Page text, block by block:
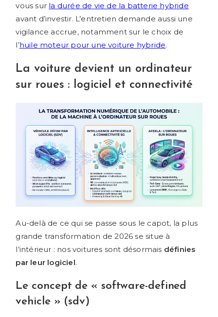
vous sur la durée de vie de la batterie hybride
avant d’investir. L’entretien demande aussi une
vigilance accrue, notamment sur le choix de
l’huile moteur pour une voiture hybride.
La voiture devient un ordinateur
sur roues : logiciel et connectivité
Au-delà de ce qui se passe sous le capot, la plus
grande transformation de 2026 se situe à
l’intérieur : nos voitures sont désormais définies
par leur logiciel.
Le concept de « software-defined
vehicle » (sdv)